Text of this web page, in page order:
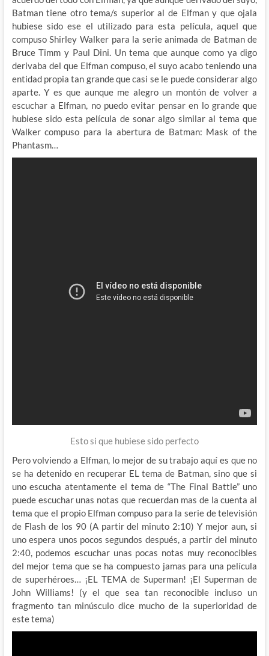
Batman tiene otro tema/s superior al de Elfman y que ojala
hubiese sido ese el utilizado para esta película, aquel que
compuso Shirley Walker para la serie animada de Batman de
Bruce Timm y Paul Dini. Un tema que aunque como ya digo
derivaba del que Elfman compuso, el suyo acabo teniendo una
entidad propia tan grande que casi se le puede considerar algo
aparte. Y es que aunque me alegro un montón de volver a
escuchar a Elfman, no puedo evitar pensar en lo grande que
hubiese sido esta película de sonar algo similar al tema que
Walker compuso para la abertura de Batman: Mask of the
Phantasm…
Esto si que hubiese sido perfecto
Pero volviendo a Elfman, lo mejor de su trabajo aquí es que no
se ha detenido en recuperar EL tema de Batman, sino que si
uno escucha atentamente el tema de “The Final Battle” uno
puede escuchar unas notas que recuerdan mas de la cuenta al
tema que el propio Elfman compuso para la serie de televisión
de Flash de los 90 (A partir del minuto 2:10) Y mejor aun, si
uno espera unos pocos segundos después, a partir del minuto
2:40, podemos escuchar unas pocas notas muy reconocibles
del mejor tema que se ha compuesto jamas para una película
de superhéroes… ¡EL TEMA de Superman! ¡El Superman de
John Williams! (y el que sea tan reconocible incluso un
fragmento tan minúsculo dice mucho de la superioridad de
este tema)